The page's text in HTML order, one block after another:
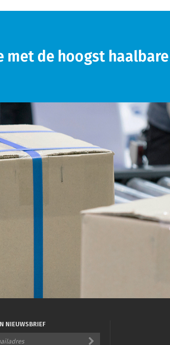
met de hoogst
NIEUWSBRIEF